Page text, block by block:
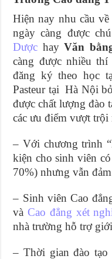
Hiện nay nhu cầu
ngày càng được
Dược hayVăn
càng được nhiều
đăng ký theo học
Pasteur tại Hà Nội
được chất lượng đào
các ưu điểm vượt trội
– Với chương trình
kiện cho sinh viên
70%) nhưng vẫn
– Sinh viên Cao
và Cao đẳng xét
nhà trường hỗ trợ
– Thời gian đào